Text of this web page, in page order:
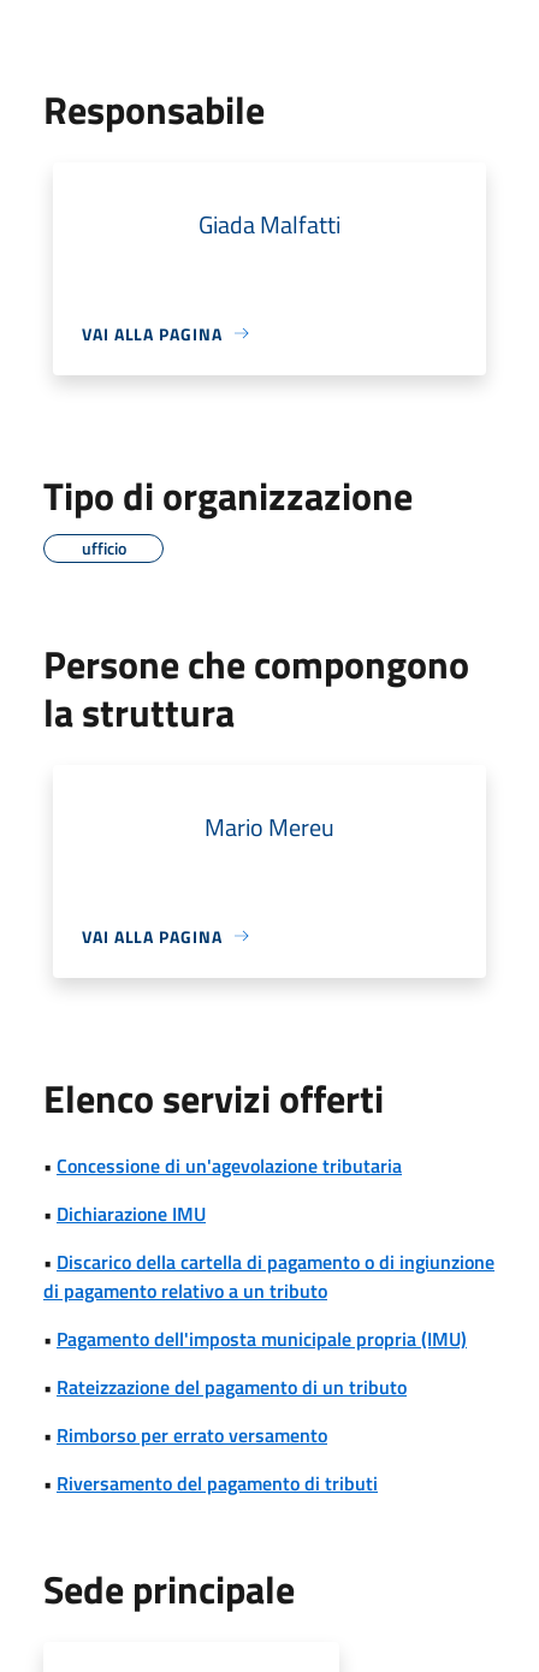
Responsabile
Giada Malfatti
VAI ALLA PAGINA
Tipo di organizzazione
ufficio
Persone che compongono
la struttura
Mario Mereu
VAI ALLA PAGINA
Elenco servizi offerti
• Concessione di un'agevolazione tributaria
• Dichiarazione IMU
• Discarico della cartella di pagamento o di ingiunzione
di pagamento relativo a un tributo
• Pagamento dell'imposta municipale propria (IMU)
• Rateizzazione del pagamento di un tributo
• Rimborso per errato versamento
• Riversamento del pagamento di tributi
Sede principale